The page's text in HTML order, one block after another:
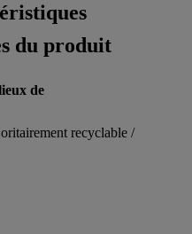
du produit
de
recyclable /